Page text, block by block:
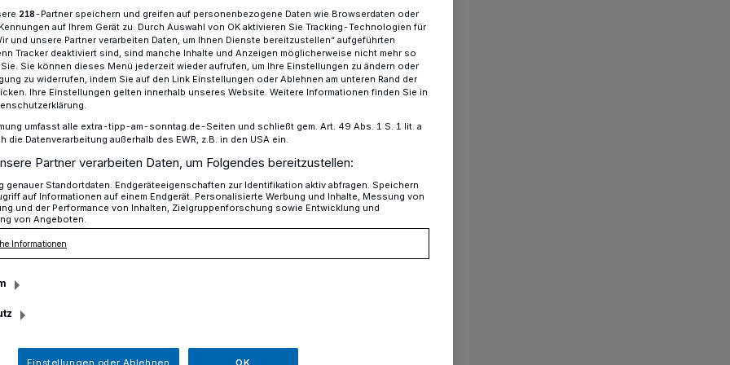
Pinguine
für Pinguine
stehen binnen von fünf Tagen drei
Am Freitag gehts nach Nürnberg,
König Palast, ehe am Dienstag das
Haie folgt.
218-Partner speichern und greifen auf personenbezogene Daten wie Browserdaten oder
auf Ihrem Gerät zu. Durch Auswahl von OK aktivieren Sie Tracking-Technologien für
und unsere Partner verarbeiten Daten, um Ihnen Dienste bereitzustellen“ aufgeführten
Tracker deaktiviert sind, sind manche Inhalte und Anzeigen möglicherweise nicht mehr so
Sie können dieses Menü jederzeit wieder aufrufen, um Ihre Einstellungen zu ändern oder
zu widerrufen, indem Sie auf den Link Einstellungen oder Ablehnen am unteren Rand der
Ihre Einstellungen gelten innerhalb unseres Website. Weitere Informationen finden Sie in
umfasst alle extra-tipp-am-sonntag.de-Seiten und schließt gem. Art. 49 Abs. 1 S. 1 lit. a
die Datenverarbeitung außerhalb des EWR, z.B. in den USA ein.
Partner verarbeiten Daten, um Folgendes bereitzustellen:
genauer Standortdaten. Endgeräteeigenschaften zur Identifikation aktiv abfragen. Speichern
auf Informationen auf einem Endgerät. Personalisierte Werbung und Inhalte, Messung von
und der Performance von Inhalten, Zielgruppenforschung sowie Entwicklung und
von Angeboten.
Informationen